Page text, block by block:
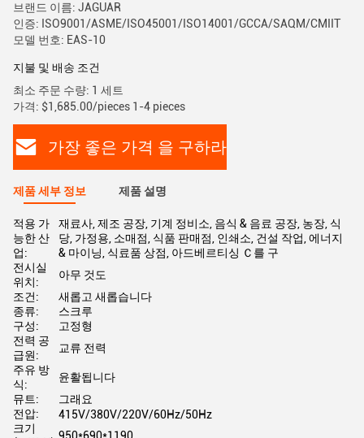
브랜드 이름: JAGUAR
인증: ISO9001/ASME/ISO45001/ISO14001/GCCA/SAQM/CMIIT
모델 번호: EAS-10
지불 및 배송 조건
최소 주문 수량: 1 세트
가격: $1,685.00/pieces 1-4 pieces
가장 좋은 가격 을 구하라
제품 세부 정보 제품 설명
적용 가
능한 산
업:
재료사, 제조 공장, 기계 정비소, 음식 & 음료 공장, 농장, 식
당, 가정용, 소매점, 식품 판매점, 인쇄소, 건설 작업, 에너지
& 마이닝, 식료품 상점, 아드베르티싱 Ｃ를 구
전시실
위치:
아무 것도
조건:
새롭고 새롭습니다
종류:
스크루
구성:
고정형
전력 공
급원:
교류 전력
주유 방
식:
윤활됩니다
뮤트:
그래요
전압:
415V/380V/220V/60Hz/50Hz
크기